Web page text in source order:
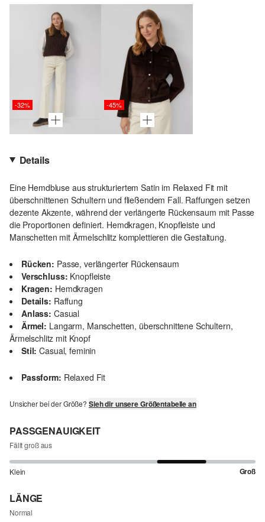
-32% -45%
Details
Eine Hemdbluse aus strukturiertem Satin im Relaxed Fit mit
überschnittenen Schultern und fließendem Fall. Raffungen setzen
dezente Akzente, während der verlängerte Rückensaum mit Passe
die Proportionen definiert. Hemdkragen, Knopfleiste und
Manschetten mit Ärmelschlitz komplettieren die Gestaltung.
Rücken: Passe, verlängerter Rückensaum
Verschluss: Knopfleiste
Kragen: Hemdkragen
Details: Raffung
Anlass: Casual
Ärmel: Langarm, Manschetten, überschnittene Schultern,
Ärmelschlitz mit Knopf
Stil: Casual, feminin
Passform: Relaxed Fit
Unsicher bei der Größe? Sieh dir unsere Größentabelle an
PASSGENAUIGKEIT
Fällt groß aus
Klein Groß
LÄNGE
Normal